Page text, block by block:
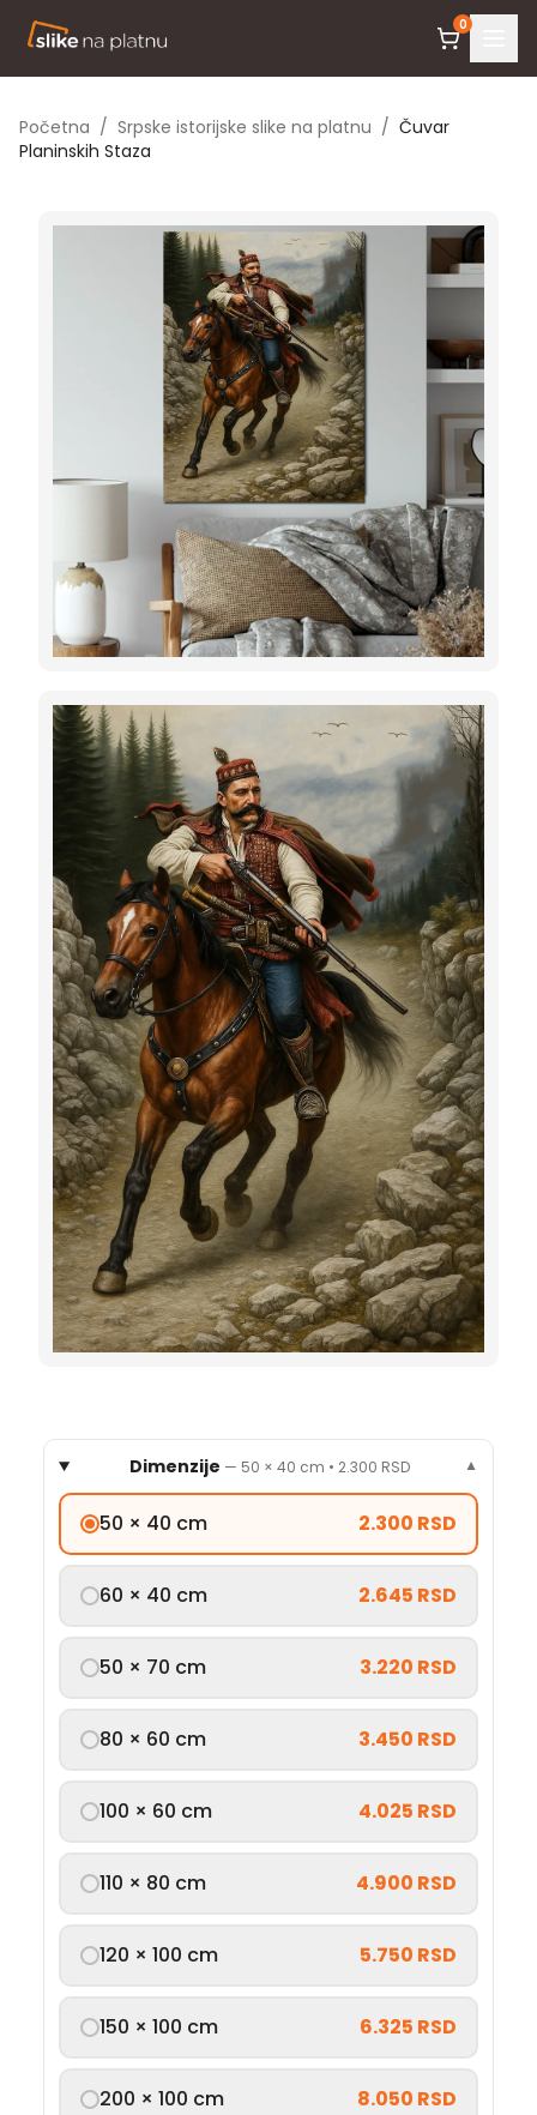
0
Početna / Srpske istorijske slike na platnu / Čuvar
Planinskih Staza
Dimenzije — 50 × 40 cm • 2.300 RSD ▼
50 × 40 cm 2.300 RSD
60 × 40 cm 2.645 RSD
50 × 70 cm 3.220 RSD
80 × 60 cm 3.450 RSD
100 × 60 cm 4.025 RSD
110 × 80 cm 4.900 RSD
120 × 100 cm 5.750 RSD
150 × 100 cm 6.325 RSD
200 × 100 cm 8.050 RSD